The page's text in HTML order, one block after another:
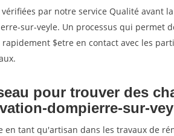
par notre service Qualité avant
sur-veyle. Un processus qui permet
rapidement $etre en contact avec les
pour trouver des
dompierre-sur-
tant qu'artisan dans les travaux de